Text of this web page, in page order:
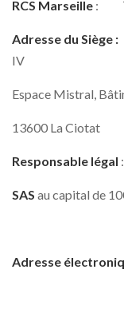
RCS Marseille :
Adresse du Siège :
IV
Espace Mistral,
13600 La Ciotat
Responsable légal
SAS au capital de
Adresse